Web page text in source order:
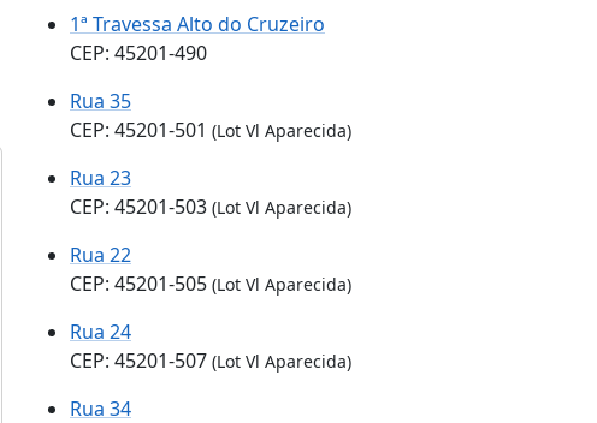
1ª Travessa Alto do Cruzeiro
CEP: 45201-490
Rua 35
CEP: 45201-501 (Lot Vl Aparecida)
Rua 23
CEP: 45201-503 (Lot Vl Aparecida)
Rua 22
CEP: 45201-505 (Lot Vl Aparecida)
Rua 24
CEP: 45201-507 (Lot Vl Aparecida)
Rua 34